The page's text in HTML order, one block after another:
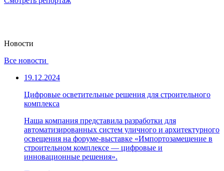
Новости
Все новости
19.12.2024
Цифровые осветительные решения для строительного
комплекса
Наша компания представила разработки для
автоматизированных систем уличного и архитектурного
освещения на форуме-выставке «Импортозамещение в
строительном комплексе — цифровые и
инновационные решения».